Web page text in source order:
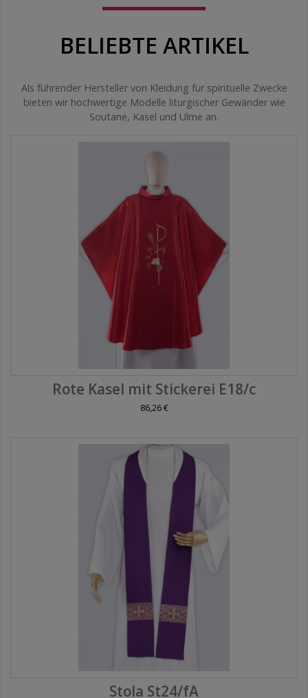
BELIEBTE ARTIKEL
Als führender Hersteller von Kleidung für spirituelle Zwecke
bieten wir hochwertige Modelle liturgischer Gewänder wie
Soutane, Kasel und Ulme an.
Rote Kasel mit Stickerei E18/c
86,26 €
Stola St24/fA